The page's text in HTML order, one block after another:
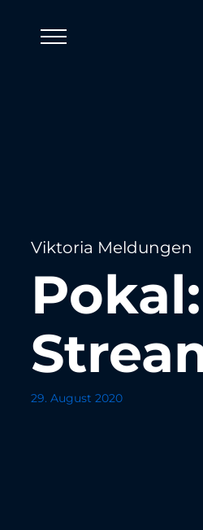
Viktoria Meldungen
29. August 2020